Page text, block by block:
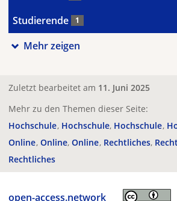
Studierende 1
Mehr zeigen
Zuletzt bearbeitet am 11. Juni 2025
Mehr zu den Themen dieser Seite:
Hochschule Hochschule Hochschule
Online Online Online Rechtliches
Rechtliches
open-access.network